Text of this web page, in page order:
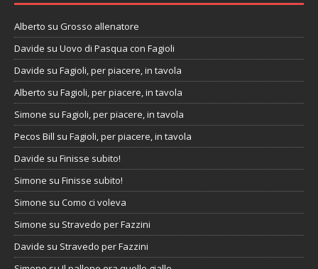
Alberto su Grosso allenatore
Davide su Uovo di Pasqua con Fagioli
Davide su Fagioli, per piacere, in tavola
Alberto su Fagioli, per piacere, in tavola
Simone su Fagioli, per piacere, in tavola
Pecos Bill su Fagioli, per piacere, in tavola
Davide su Finisse subito!
Simone su Finisse subito!
Simone su Como ci voleva
Simone su Stravedo per Fazzini
Davide su Stravedo per Fazzini